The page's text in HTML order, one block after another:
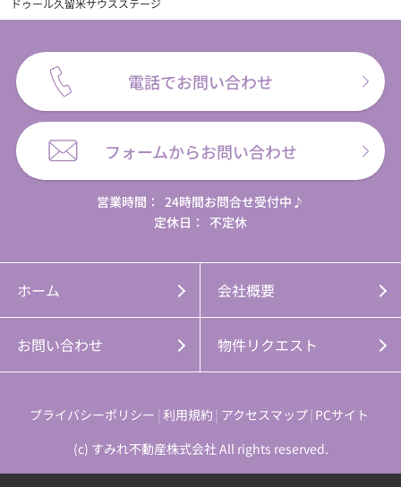
電話でお問い合わせ
フォームからお問い合わせ
営業時間： 24時間お問合せ受付中♪
定休日：
不定休
ホーム 会社概要
お問い合わせ 物件リクエスト
プライバシーポリシー 利用規約 アクセスマップ PCサイト
(c) すみれ不動産株式会社 All rights reserved.